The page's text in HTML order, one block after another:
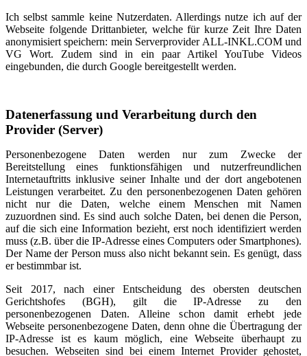
Ich selbst sammle keine Nutzerdaten. Allerdings nutze ich auf der
Webseite folgende Drittanbieter, welche für kurze Zeit Ihre Daten
anonymisiert speichern: mein Serverprovider ALL-INKL.COM und
VG Wort. Zudem sind in ein paar Artikel YouTube Videos
eingebunden, die durch Google bereitgestellt werden.
Datenerfassung und Verarbeitung durch den
Provider (Server)
Personenbezogene Daten werden nur zum Zwecke der
Bereitstellung eines funktionsfähigen und nutzerfreundlichen
Internetauftritts inklusive seiner Inhalte und der dort angebotenen
Leistungen verarbeitet. Zu den personenbezogenen Daten gehören
nicht nur die Daten, welche einem Menschen mit Namen
zuzuordnen sind. Es sind auch solche Daten, bei denen die Person,
auf die sich eine Information bezieht, erst noch identifiziert werden
muss (z.B. über die IP-Adresse eines Computers oder Smartphones).
Der Name der Person muss also nicht bekannt sein. Es genügt, dass
er bestimmbar ist.
Seit 2017, nach einer Entscheidung des obersten deutschen
Gerichtshofes (BGH), gilt die IP-Adresse zu den
personenbezogenen Daten. Alleine schon damit erhebt jede
Webseite personenbezogene Daten, denn ohne die Übertragung der
IP-Adresse ist es kaum möglich, eine Webseite überhaupt zu
besuchen. Webseiten sind bei einem Internet Provider gehostet,